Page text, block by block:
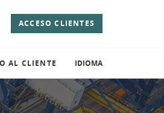
ACCESO CLIENTES
AL CLIENTE IDIOMA